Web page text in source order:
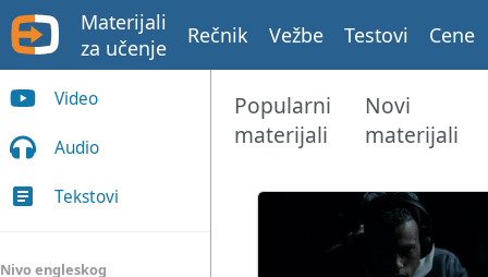
Materijali
za učenje
Rečnik Vežbe Testovi Cene
Video
Audio
Tekstovi
Nivo engleskog
Popularni
materijali
Novi
materijali